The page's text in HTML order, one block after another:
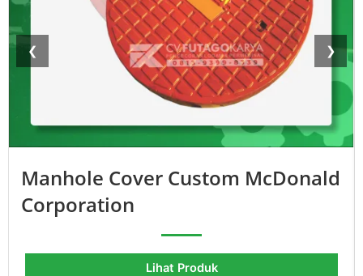
❮ ❯
Manhole Cover Custom McDonald
Corporation
Lihat Produk